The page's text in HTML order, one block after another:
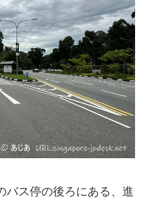
バス停の後ろにある、進